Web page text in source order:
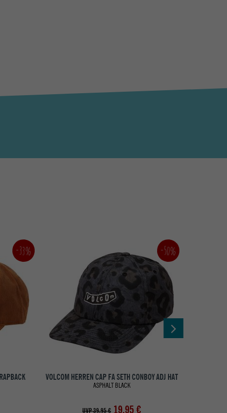
-33% -50%
VOLCOM HERREN CAP FA SETH CONBOY ADJ HAT
ASPHALT BLACK
UVP 39,95 € 19,95 €